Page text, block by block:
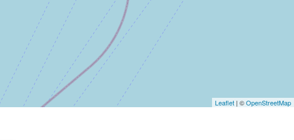
Leaflet | ©OpenStreetMap